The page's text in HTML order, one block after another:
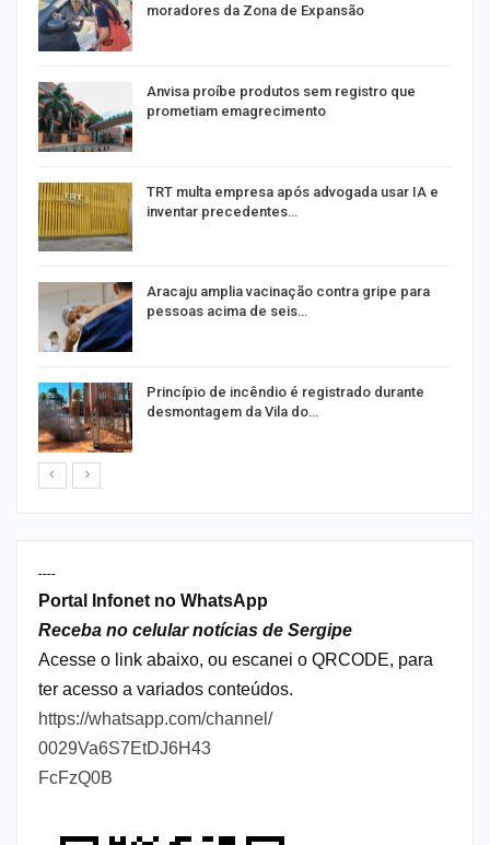
moradores da Zona de Expansão
Anvisa proíbe produtos sem registro que
prometiam emagrecimento
TRT multa empresa após advogada usar IA e
inventar precedentes…
Aracaju amplia vacinação contra gripe para
pessoas acima de seis…
Princípio de incêndio é registrado durante
desmontagem da Vila do…
----
Portal Infonet no WhatsApp
Receba no celular notícias de Sergipe
Acesse o link abaixo, ou escanei o QRCODE, para
ter acesso a variados conteúdos.
https://whatsapp.com/channel/
0029Va6S7EtDJ6H43
FcFzQ0B